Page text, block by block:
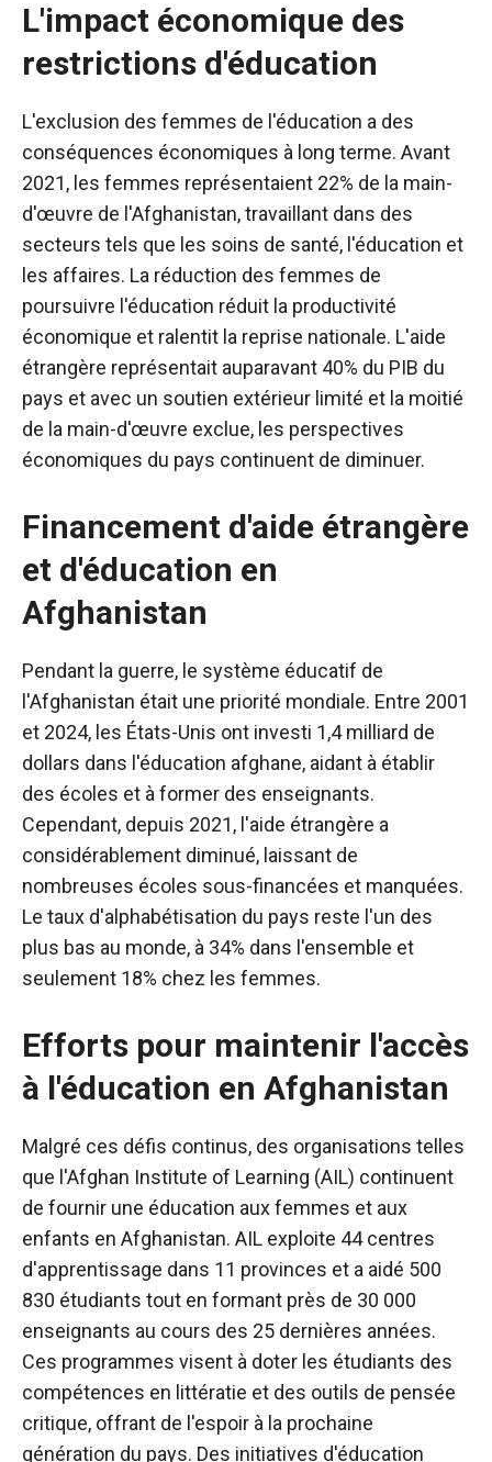
L'impact économique des
restrictions d'éducation
L'exclusion des femmes de l'éducation a des
conséquences économiques à long terme. Avant
2021, les femmes représentaient 22% de la main-
d'œuvre de l'Afghanistan, travaillant dans des
secteurs tels que les soins de santé, l'éducation et
les affaires. La réduction des femmes de
poursuivre l'éducation réduit la productivité
économique et ralentit la reprise nationale. L'aide
étrangère représentait auparavant 40% du PIB du
pays et avec un soutien extérieur limité et la moitié
de la main-d'œuvre exclue, les perspectives
économiques du pays continuent de diminuer.
Financement d'aide étrangère
et d'éducation en
Afghanistan
Pendant la guerre, le système éducatif de
l'Afghanistan était une priorité mondiale. Entre 2001
et 2024, les États-Unis ont investi 1,4 milliard de
dollars dans l'éducation afghane, aidant à établir
des écoles et à former des enseignants.
Cependant, depuis 2021, l'aide étrangère a
considérablement diminué, laissant de
nombreuses écoles sous-financées et manquées.
Le taux d'alphabétisation du pays reste l'un des
plus bas au monde, à 34% dans l'ensemble et
seulement 18% chez les femmes.
Efforts pour maintenir l'accès
à l'éducation en Afghanistan
Malgré ces défis continus, des organisations telles
que l'Afghan Institute of Learning (AIL) continuent
de fournir une éducation aux femmes et aux
enfants en Afghanistan. AIL exploite 44 centres
d'apprentissage dans 11 provinces et a aidé 500
830 étudiants tout en formant près de 30 000
enseignants au cours des 25 dernières années.
Ces programmes visent à doter les étudiants des
compétences en littératie et des outils de pensée
critique, offrant de l'espoir à la prochaine
génération du pays. Des initiatives d'éducation